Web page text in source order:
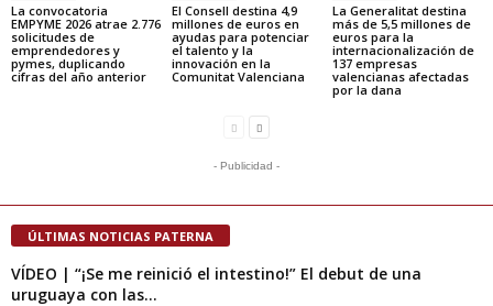
La convocatoria
EMPYME 2026 atrae 2.776
solicitudes de
emprendedores y
pymes, duplicando
cifras del año anterior
El Consell destina 4,9
millones de euros en
ayudas para potenciar
el talento y la
innovación en la
Comunitat Valenciana
La Generalitat destina
más de 5,5 millones de
euros para la
internacionalización de
137 empresas
valencianas afectadas
por la dana
- Publicidad -
ÚLTIMAS NOTICIAS PATERNA
VÍDEO | “¡Se me reinició el intestino!” El debut de una
uruguaya con las...